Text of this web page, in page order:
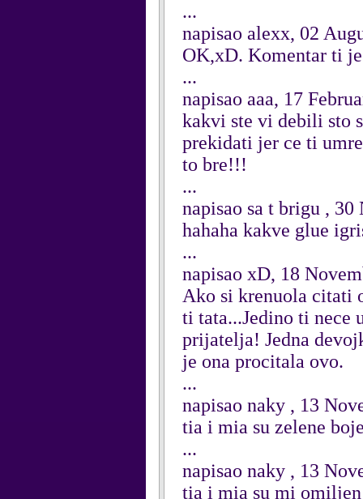
...
napisao alexx, 02
OK,xD. Komentar ti
...
napisao aaa, 17
kakvi ste vi debili sto
prekidati jer ce ti
to bre!!!
...
napisao sa t brigu , 30
hahaha kakve glue
...
napisao xD, 18
Ako si krenuola citati
ti tata...Jedino ti nece
prijatelja! Jedna
je ona procitala ovo.
...
napisao naky , 13
tia i mia su zelene
...
napisao naky , 13
tia i mia su mi